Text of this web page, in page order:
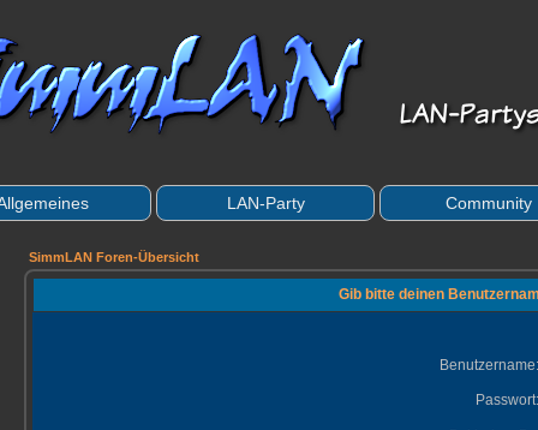
LAN-Party Community
SimmLAN Foren-Übersicht
Gib bitte deinen
Benutzername:
Passwort: